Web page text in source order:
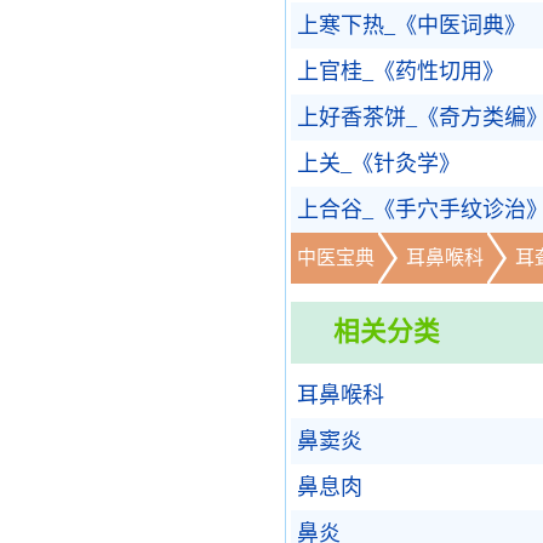
上寒下热_《中医词典》
上官桂_《药性切用》
上好香茶饼_《奇方类编》
上关_《针灸学》
上合谷_《手穴手纹诊治》
中医宝典 耳鼻喉科 耳
相关分类
耳鼻喉科
鼻窦炎
鼻息肉
鼻炎